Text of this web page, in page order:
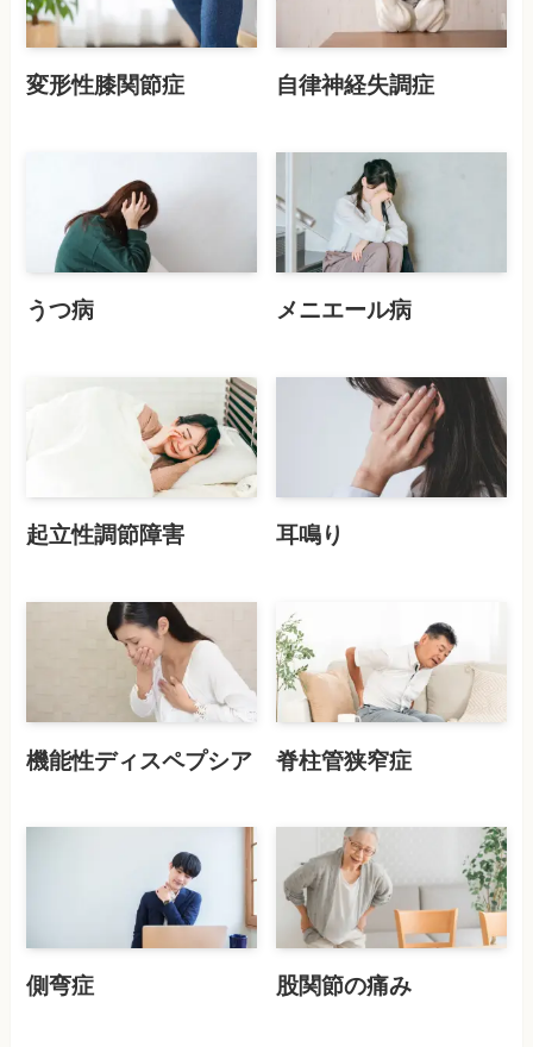
変形性膝関節症 自律神経失調症
うつ病 メニエール病
起立性調節障害 耳鳴り
機能性ディスペプシア 脊柱管狭窄症
側弯症 股関節の痛み